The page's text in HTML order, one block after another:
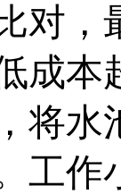
对，
成本
将水
工